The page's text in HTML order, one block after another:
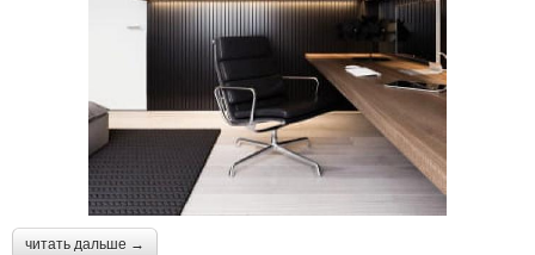
читать дальше →